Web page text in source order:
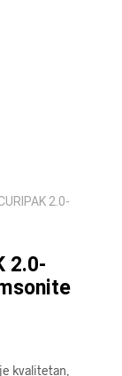
2.0-
2.0-
kvalitetan,